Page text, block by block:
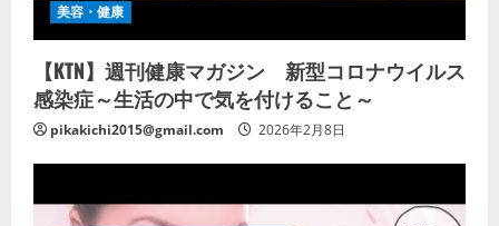
美容・健康
【KTN】週刊健康マガジン 新型コロナウイルス
感染症～生活の中で気を付けること～
pikakichi2015@gmail.com 2026年2月8日